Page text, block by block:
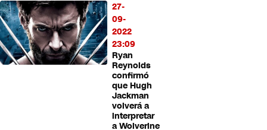
27-
09-
2022
23:09
Ryan
Reynolds
confirmó
que Hugh
Jackman
volverá a
interpretar
a Wolverine